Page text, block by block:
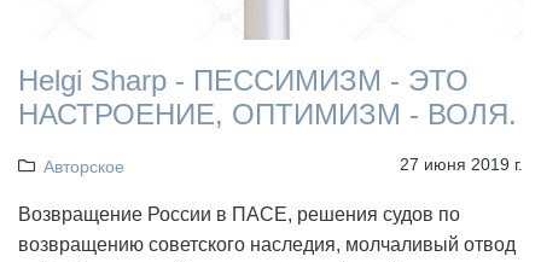
Helgi Sharp - ПЕССИМИЗМ - ЭТО
НАСТРОЕНИЕ, ОПТИМИЗМ - ВОЛЯ.
Авторское 27 июня 2019 г.
Возвращение России в ПАСЕ, решения судов по
возвращению советского наследия, молчаливый отвод